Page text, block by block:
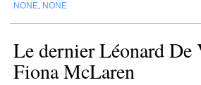
NONE NONE
Le dernier Léonard De
Fiona McLaren